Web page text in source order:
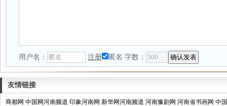
用户名： 注册 匿名 字数：
友情链接
商都网 中国网河南频道 印象河南网 新华网河南频道 河南豫剧网 河南省书画网 中